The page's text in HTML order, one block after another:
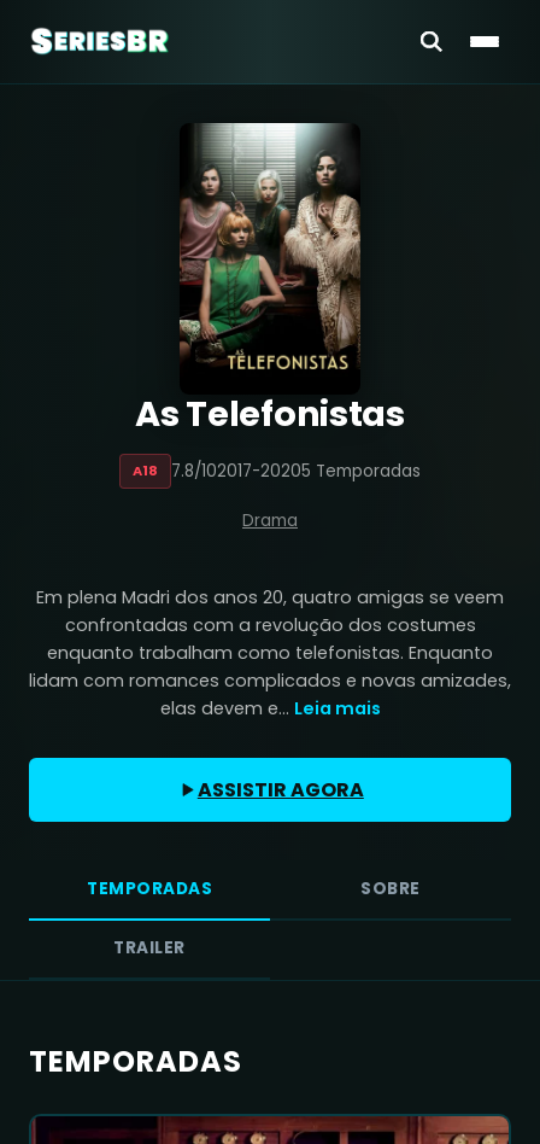
As Telefonistas
A18 7.8/102017-20205 Temporadas
Drama
Em plena Madri dos anos 20, quatro amigas se veem
confrontadas com a revolução dos costumes
enquanto trabalham como telefonistas. Enquanto
lidam com romances complicados e novas amizades,
elas devem e... Leia mais
ASSISTIR AGORA
TEMPORADAS SOBRE
TRAILER
TEMPORADAS